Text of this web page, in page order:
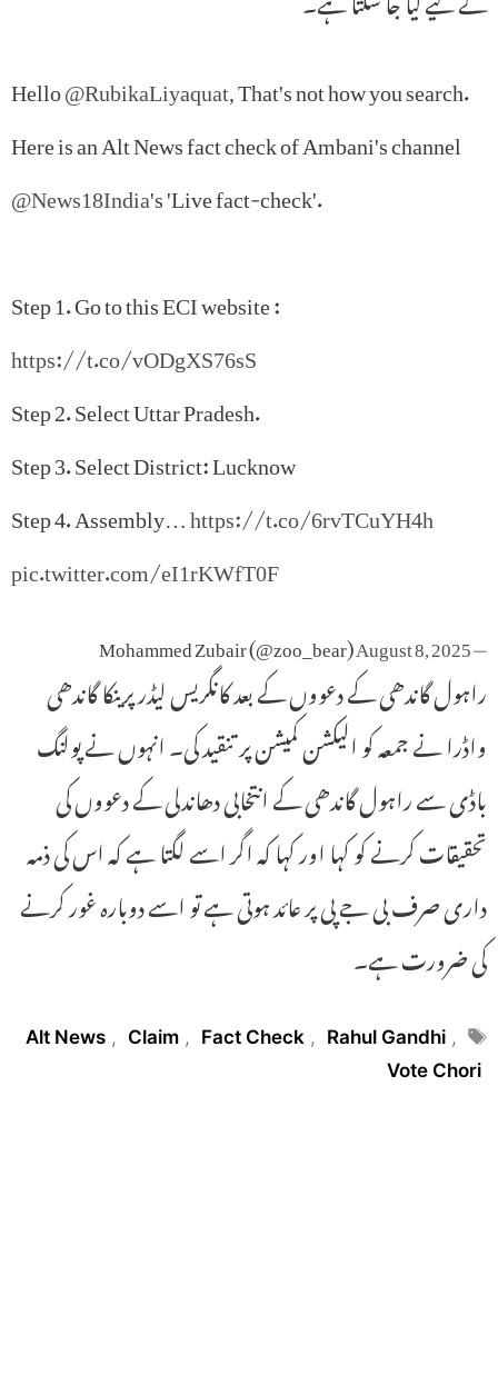
Hello@RubikaLiyaquat, That's not how you search.
Here is an Alt News fact check of Ambani's channel
@News18India's 'Live fact-check'.
Step 1. Go to this ECI website :
https://t.co/vODgXS76sS
Step 2. Select Uttar Pradesh.
Step 3. Select District: Lucknow
Step 4. Assembly…https://t.co/6rvTCuYH4h
pic.twitter.com/eI1rKWfT0F
— Mohammed Zubair (@zoo_bear)
August 8, 2025
راہول گاندھی کے دعووں کے بعد کانگریس لیڈر پرینکا گاندھی
واڈرا نے جمعہ کو الیکشن کمیشن پر تنقید کی۔ انہوں نے پولنگ
باڈی سے راہول گاندھی کے انتخابی دھاندلی کے دعووں کی
تحقیقات کرنے کو کہا اور کہا کہ اگر اسے لگتا ہے کہ اس کی ذمہ
داری صرف بی جے پی پر عائد ہوتی ہے تو اسے دوبارہ غور کرنے
کی ضرورت ہے۔
Tags
Alt News , Claim , Fact Check , Rahul Gandhi ,
Vote Chori